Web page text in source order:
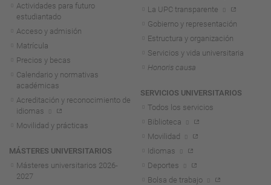
Actividades para futuro
estudiantado
Acceso y admisión
Matrícula
Precios y becas
Calendario y normativas
académicas
Acreditación y reconocimiento de
idiomas
Movilidad y prácticas
MÁSTERES UNIVERSITARIOS
Másteres universitarios 2026-
2027
La UPC transparente
Gobierno y representación
Estructura y organización
Servicios y vida universitaria
Honoris causa
SERVICIOS UNIVERSITARIOS
Todos los servicios
Biblioteca
Movilidad
Idiomas
Deportes
Bolsa de trabajo